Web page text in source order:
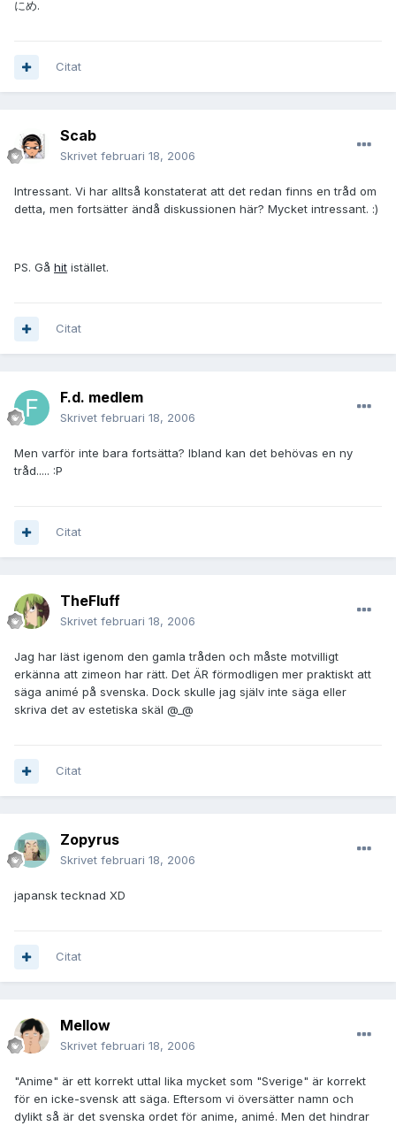
にめ.
Citat
Scab
Skrivet februari 18, 2006
Intressant. Vi har alltså konstaterat att det redan finns en tråd om
detta, men fortsätter ändå diskussionen här? Mycket intressant. :)
PS. Gå hit istället.
Citat
F.d. medlem
Skrivet februari 18, 2006
Men varför inte bara fortsätta? Ibland kan det behövas en ny
tråd..... :P
Citat
TheFluff
Skrivet februari 18, 2006
Jag har läst igenom den gamla tråden och måste motvilligt
erkänna att zimeon har rätt. Det ÄR förmodligen mer praktiskt att
säga animé på svenska. Dock skulle jag själv inte säga eller
skriva det av estetiska skäl @_@
Citat
Zopyrus
Skrivet februari 18, 2006
japansk tecknad XD
Citat
Mellow
Skrivet februari 18, 2006
"Anime" är ett korrekt uttal lika mycket som "Sverige" är korrekt
för en icke-svensk att säga. Eftersom vi översätter namn och
dylikt så är det svenska ordet för anime, animé. Men det hindrar